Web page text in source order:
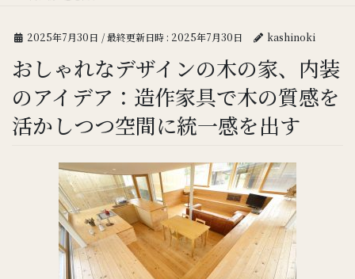
2025年7月30日 / 最終更新日時 : 2025年7月30日 kashinoki
おしゃれなデザインの木の家、内装
のアイデア：造作家具で木の質感を
活かしつつ空間に統一感を出す